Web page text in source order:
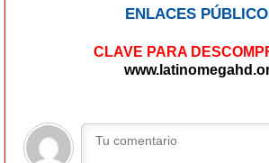
ENLACES
CLAVE PARA